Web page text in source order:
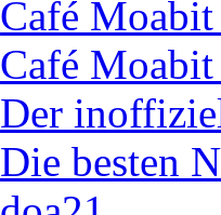
Café
Café
Der
Die besten